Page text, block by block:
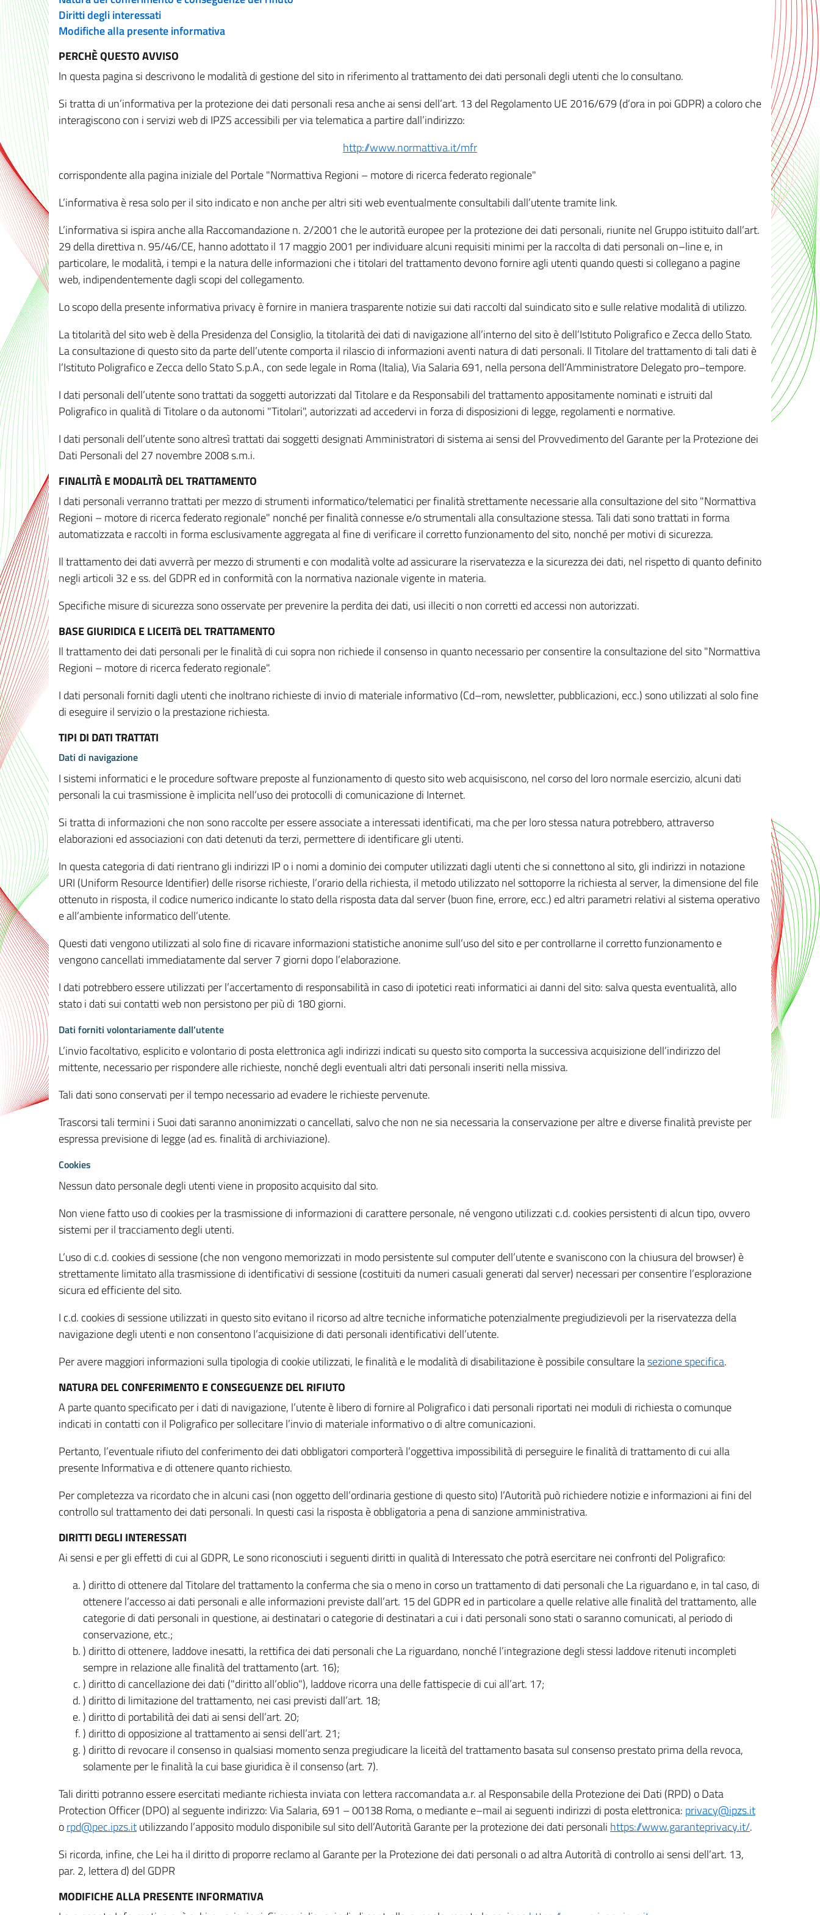
Diritti degli interessati
Modifiche alla presente informativa
PERCHÈ QUESTO AVVISO
In questa pagina si descrivono le modalità di gestione del sito in riferimento al trattamento dei dati personali degli utenti che lo consultano.
Si tratta di un’informativa per la protezione dei dati personali resa anche ai sensi dell’art. 13 del Regolamento UE 2016/679 (d’ora in poi GDPR) a coloro che
interagiscono con i servizi web di IPZS accessibili per via telematica a partire dall’indirizzo:
http://www.normattiva.it/mfr
corrispondente alla pagina iniziale del Portale "Normattiva Regioni – motore di ricerca federato regionale"
L’informativa è resa solo per il sito indicato e non anche per altri siti web eventualmente consultabili dall’utente tramite link.
L’informativa si ispira anche alla Raccomandazione n. 2/2001 che le autorità europee per la protezione dei dati personali, riunite nel Gruppo istituito dall’art.
29 della direttiva n. 95/46/CE, hanno adottato il 17 maggio 2001 per individuare alcuni requisiti minimi per la raccolta di dati personali on–line e, in
particolare, le modalità, i tempi e la natura delle informazioni che i titolari del trattamento devono fornire agli utenti quando questi si collegano a pagine
web, indipendentemente dagli scopi del collegamento.
Lo scopo della presente informativa privacy è fornire in maniera trasparente notizie sui dati raccolti dal suindicato sito e sulle relative modalità di utilizzo.
La titolarità del sito web è della Presidenza del Consiglio, la titolarità dei dati di navigazione all’interno del sito è dell’Istituto Poligrafico e Zecca dello Stato.
La consultazione di questo sito da parte dell’utente comporta il rilascio di informazioni aventi natura di dati personali. Il Titolare del trattamento di tali dati è
l’Istituto Poligrafico e Zecca dello Stato S.p.A., con sede legale in Roma (Italia), Via Salaria 691, nella persona dell’Amministratore Delegato pro–tempore.
I dati personali dell’utente sono trattati da soggetti autorizzati dal Titolare e da Responsabili del trattamento appositamente nominati e istruiti dal
Poligrafico in qualità di Titolare o da autonomi "Titolari", autorizzati ad accedervi in forza di disposizioni di legge, regolamenti e normative.
I dati personali dell’utente sono altresì trattati dai soggetti designati Amministratori di sistema ai sensi del Provvedimento del Garante per la Protezione dei
Dati Personali del 27 novembre 2008 s.m.i.
FINALITÀ E MODALITÀ DEL TRATTAMENTO
I dati personali verranno trattati per mezzo di strumenti informatico/telematici per finalità strettamente necessarie alla consultazione del sito "Normattiva
Regioni – motore di ricerca federato regionale" nonché per finalità connesse e/o strumentali alla consultazione stessa. Tali dati sono trattati in forma
automatizzata e raccolti in forma esclusivamente aggregata al fine di verificare il corretto funzionamento del sito, nonché per motivi di sicurezza.
Il trattamento dei dati avverrà per mezzo di strumenti e con modalità volte ad assicurare la riservatezza e la sicurezza dei dati, nel rispetto di quanto definito
negli articoli 32 e ss. del GDPR ed in conformità con la normativa nazionale vigente in materia.
Specifiche misure di sicurezza sono osservate per prevenire la perdita dei dati, usi illeciti o non corretti ed accessi non autorizzati.
BASE GIURIDICA E LICEITà DEL TRATTAMENTO
Il trattamento dei dati personali per le finalità di cui sopra non richiede il consenso in quanto necessario per consentire la consultazione del sito "Normattiva
Regioni – motore di ricerca federato regionale".
I dati personali forniti dagli utenti che inoltrano richieste di invio di materiale informativo (Cd–rom, newsletter, pubblicazioni, ecc.) sono utilizzati al solo fine
di eseguire il servizio o la prestazione richiesta.
TIPI DI DATI TRATTATI
Dati di navigazione
I sistemi informatici e le procedure software preposte al funzionamento di questo sito web acquisiscono, nel corso del loro normale esercizio, alcuni dati
personali la cui trasmissione è implicita nell’uso dei protocolli di comunicazione di Internet.
Si tratta di informazioni che non sono raccolte per essere associate a interessati identificati, ma che per loro stessa natura potrebbero, attraverso
elaborazioni ed associazioni con dati detenuti da terzi, permettere di identificare gli utenti.
In questa categoria di dati rientrano gli indirizzi IP o i nomi a dominio dei computer utilizzati dagli utenti che si connettono al sito, gli indirizzi in notazione
URI (Uniform Resource Identifier) delle risorse richieste, l’orario della richiesta, il metodo utilizzato nel sottoporre la richiesta al server, la dimensione del file
ottenuto in risposta, il codice numerico indicante lo stato della risposta data dal server (buon fine, errore, ecc.) ed altri parametri relativi al sistema operativo
e all’ambiente informatico dell’utente.
Questi dati vengono utilizzati al solo fine di ricavare informazioni statistiche anonime sull’uso del sito e per controllarne il corretto funzionamento e
vengono cancellati immediatamente dal server 7 giorni dopo l’elaborazione.
I dati potrebbero essere utilizzati per l’accertamento di responsabilità in caso di ipotetici reati informatici ai danni del sito: salva questa eventualità, allo
stato i dati sui contatti web non persistono per più di 180 giorni.
Dati forniti volontariamente dall’utente
L’invio facoltativo, esplicito e volontario di posta elettronica agli indirizzi indicati su questo sito comporta la successiva acquisizione dell’indirizzo del
mittente, necessario per rispondere alle richieste, nonché degli eventuali altri dati personali inseriti nella missiva.
Tali dati sono conservati per il tempo necessario ad evadere le richieste pervenute.
Trascorsi tali termini i Suoi dati saranno anonimizzati o cancellati, salvo che non ne sia necessaria la conservazione per altre e diverse finalità previste per
espressa previsione di legge (ad es. finalità di archiviazione).
Cookies
Nessun dato personale degli utenti viene in proposito acquisito dal sito.
Non viene fatto uso di cookies per la trasmissione di informazioni di carattere personale, né vengono utilizzati c.d. cookies persistenti di alcun tipo, ovvero
sistemi per il tracciamento degli utenti.
L’uso di c.d. cookies di sessione (che non vengono memorizzati in modo persistente sul computer dell’utente e svaniscono con la chiusura del browser) è
strettamente limitato alla trasmissione di identificativi di sessione (costituiti da numeri casuali generati dal server) necessari per consentire l’esplorazione
sicura ed efficiente del sito.
I c.d. cookies di sessione utilizzati in questo sito evitano il ricorso ad altre tecniche informatiche potenzialmente pregiudizievoli per la riservatezza della
navigazione degli utenti e non consentono l’acquisizione di dati personali identificativi dell’utente.
Per avere maggiori informazioni sulla tipologia di cookie utilizzati, le finalità e le modalità di disabilitazione è possibile consultare lasezione specifica.
NATURA DEL CONFERIMENTO E CONSEGUENZE DEL RIFIUTO
A parte quanto specificato per i dati di navigazione, l’utente è libero di fornire al Poligrafico i dati personali riportati nei moduli di richiesta o comunque
indicati in contatti con il Poligrafico per sollecitare l’invio di materiale informativo o di altre comunicazioni.
Pertanto, l’eventuale rifiuto del conferimento dei dati obbligatori comporterà l’oggettiva impossibilità di perseguire le finalità di trattamento di cui alla
presente Informativa e di ottenere quanto richiesto.
Per completezza va ricordato che in alcuni casi (non oggetto dell’ordinaria gestione di questo sito) l’Autorità può richiedere notizie e informazioni ai fini del
controllo sul trattamento dei dati personali. In questi casi la risposta è obbligatoria a pena di sanzione amministrativa.
DIRITTI DEGLI INTERESSATI
Ai sensi e per gli effetti di cui al GDPR, Le sono riconosciuti i seguenti diritti in qualità di Interessato che potrà esercitare nei confronti del Poligrafico:
) diritto di ottenere dal Titolare del trattamento la conferma che sia o meno in corso un trattamento di dati personali che La riguardano e, in tal caso, di
ottenere l’accesso ai dati personali e alle informazioni previste dall’art. 15 del GDPR ed in particolare a quelle relative alle finalità del trattamento, alle
categorie di dati personali in questione, ai destinatari o categorie di destinatari a cui i dati personali sono stati o saranno comunicati, al periodo di
conservazione, etc.;
) diritto di ottenere, laddove inesatti, la rettifica dei dati personali che La riguardano, nonché l’integrazione degli stessi laddove ritenuti incompleti
sempre in relazione alle finalità del trattamento (art. 16);
) diritto di cancellazione dei dati ("diritto all’oblio"), laddove ricorra una delle fattispecie di cui all’art. 17;
) diritto di limitazione del trattamento, nei casi previsti dall’art. 18;
) diritto di portabilità dei dati ai sensi dell’art. 20;
) diritto di opposizione al trattamento ai sensi dell’art. 21;
) diritto di revocare il consenso in qualsiasi momento senza pregiudicare la liceità del trattamento basata sul consenso prestato prima della revoca,
solamente per le finalità la cui base giuridica è il consenso (art. 7).
Tali diritti potranno essere esercitati mediante richiesta inviata con lettera raccomandata a.r. al Responsabile della Protezione dei Dati (RPD) o Data
Protection Officer (DPO) al seguente indirizzo: Via Salaria, 691 – 00138 Roma, o mediante e–mail ai seguenti indirizzi di posta elettronica: privacy@ipzs.it
orpd@pec.ipzs.itutilizzando l’apposito modulo disponibile sul sito dell’Autorità Garante per la protezione dei dati personali https://www.garanteprivacy.it/.
Si ricorda, infine, che Lei ha il diritto di proporre reclamo al Garante per la Protezione dei dati personali o ad altra Autorità di controllo ai sensi dell’art. 13,
par. 2, lettera d) del GDPR
MODIFICHE ALLA PRESENTE INFORMATIVA